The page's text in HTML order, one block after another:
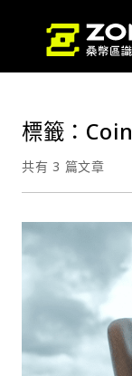
標籤：
共有 3 篇文章